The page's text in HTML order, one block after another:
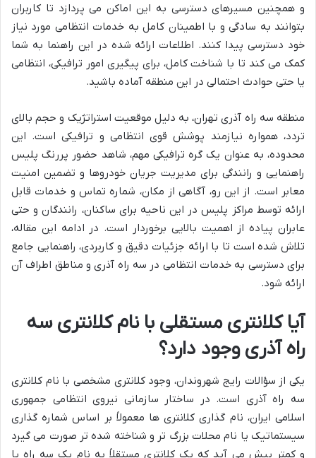
و همچنین مسیرهای دسترسی به این اماکن می پردازد تا کاربران
بتوانند به سادگی و با اطمینان کامل به خدمات انتظامی مورد نیاز
خود دسترسی پیدا کنند. اطلاعات ارائه شده در این راهنما به شما
کمک می کند تا با شناخت کامل، برای پیگیری امور ترافیکی، انتظامی
یا حتی حوادث احتمالی در این منطقه آماده باشید.
منطقه سه راه آذری تهران، به دلیل موقعیت استراتژیک و حجم بالای
تردد، همواره نیازمند پوشش قوی انتظامی و ترافیکی است. این
محدوده، به عنوان یک گره ترافیکی مهم، شاهد حضور پررنگ پلیس
راهنمایی و رانندگی برای مدیریت جریان خودروها و تضمین امنیت
معابر است. از این رو، آگاهی از مکان، شماره تماس و خدمات قابل
ارائه توسط مراکز پلیس در این ناحیه برای ساکنان، رانندگان و حتی
عابران پیاده از اهمیت بالایی برخوردار است. در ادامه این مقاله،
تلاش شده است تا با ارائه جزئیات دقیق و کاربردی، راهنمایی جامع
برای دسترسی به خدمات انتظامی در سه راه آذری و مناطق اطراف آن
ارائه شود.
آیا کلانتری مستقلی با نام کلانتری سه
راه آذری وجود دارد؟
یکی از سؤالات رایج شهروندان، وجود کلانتری مشخصی با نام کلانتری
سه راه آذری است. در ساختار سازمانی نیروی انتظامی جمهوری
اسلامی ایران، نام گذاری کلانتری ها معمولاً بر اساس شماره گذاری
سیستماتیک یا نام محلات بزرگ تر و شناخته شده تر صورت می گیرد
و کمتر پیش می آید که یک کلانتری مستقلاً به نام یک سه راه یا